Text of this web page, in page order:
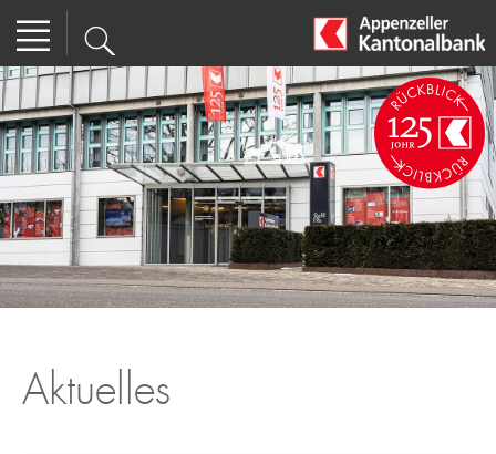
Aktuelles